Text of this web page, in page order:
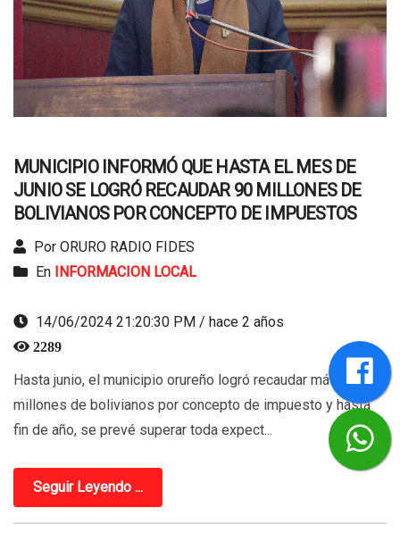
MUNICIPIO INFORMÓ QUE HASTA EL MES DE
JUNIO SE LOGRÓ RECAUDAR 90 MILLONES DE
BOLIVIANOS POR CONCEPTO DE IMPUESTOS
Por ORURO RADIO FIDES
En INFORMACION LOCAL
14/06/2024 21:20:30 PM / hace 2 años
2289
Hasta junio, el municipio orureño logró recaudar más de 90
millones de bolivianos por concepto de impuesto y hasta
fin de año, se prevé superar toda expect...
Seguir Leyendo ...